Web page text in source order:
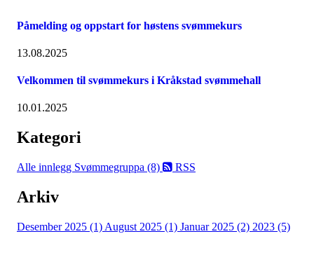
Påmelding og oppstart for høstens svømmekurs
13.08.2025
Velkommen til svømmekurs i Kråkstad svømmehall
10.01.2025
Kategori
Alle innlegg Svømmegruppa (8) RSS
Arkiv
Desember 2025 (1) August 2025 (1) Januar 2025 (2) 2023 (5)